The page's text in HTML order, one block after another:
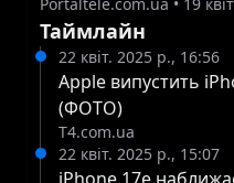
сімействі iPhone 16.
iPhone 16e компанія
що дізналася про
назви проекту» в
припустила, що існує
це стосується iPhone
Таймлайн
22 квіт. 2025 р., 16:56
Apple випустить
(ФОТО)
T4.com.ua
22 квіт. 2025 р., 15:07